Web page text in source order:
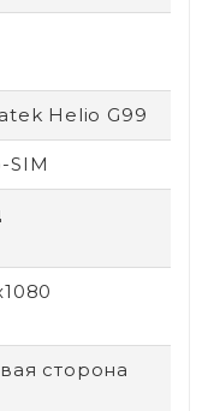
Helio G99
SIM
сторона